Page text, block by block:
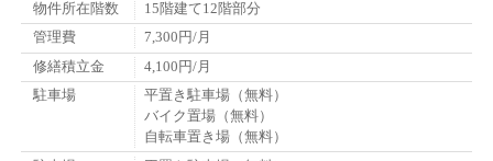
物件所在階数
15階建て12階部分
管理費
7,300円/月
修繕積立金
4,100円/月
駐車場
平置き駐車場（無料）
バイク置場（無料）
自転車置き場（無料）